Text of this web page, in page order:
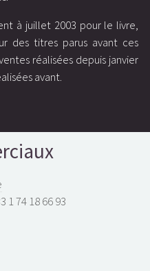
à juillet 2003 pour le livre,
des titres parus avant ces
réalisées depuis janvier
avant.
1 74 18 66 93